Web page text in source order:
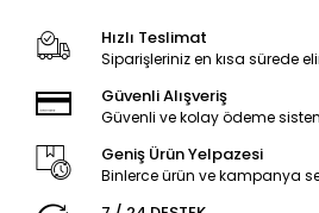
Hızlı Teslimat
Siparişleriniz en kısa sürede
Güvenli Alışveriş
Güvenli ve kolay ödeme
Geniş Ürün Yelpazesi
Binlerce ürün ve kampanya